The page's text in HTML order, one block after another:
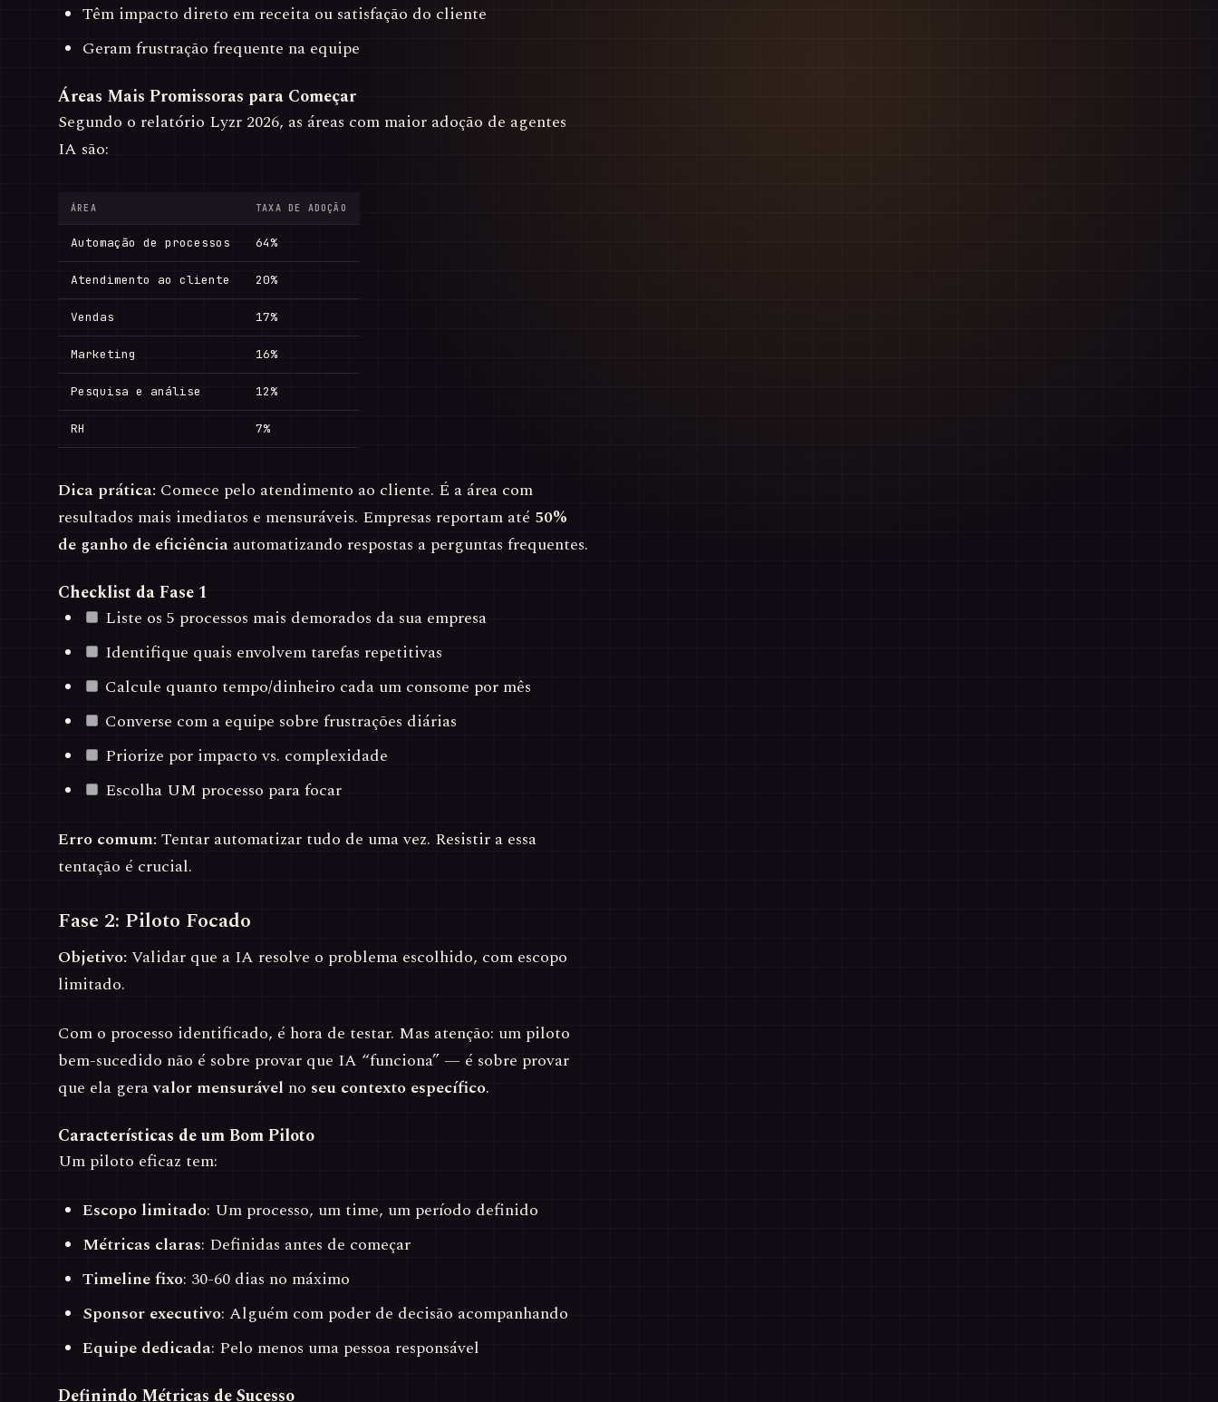
Têm impacto direto em receita ou satisfação do cliente
Geram frustração frequente na equipe
Áreas Mais Promissoras para Começar
Segundo o relatório Lyzr 2026, as áreas com maior adoção de agentes
IA são:
ÁREA TAXA DE ADOÇÃO
Automação de processos 64%
Atendimento ao cliente 20%
Vendas 17%
Marketing 16%
Pesquisa e análise 12%
RH 7%
Dica prática: Comece pelo atendimento ao cliente. É a área com
resultados mais imediatos e mensuráveis. Empresas reportam até 50%
de ganho de eficiência automatizando respostas a perguntas frequentes.
Checklist da Fase 1
Liste os 5 processos mais demorados da sua empresa
Identifique quais envolvem tarefas repetitivas
Calcule quanto tempo/dinheiro cada um consome por mês
Converse com a equipe sobre frustrações diárias
Priorize por impacto vs. complexidade
Escolha UM processo para focar
Erro comum: Tentar automatizar tudo de uma vez. Resistir a essa
tentação é crucial.
Fase 2: Piloto Focado
Objetivo: Validar que a IA resolve o problema escolhido, com escopo
limitado.
Com o processo identificado, é hora de testar. Mas atenção: um piloto
bem-sucedido não é sobre provar que IA “funciona” — é sobre provar
que ela geravalor mensurável no seu contexto específico.
Características de um Bom Piloto
Um piloto eficaz tem:
Escopo limitado: Um processo, um time, um período definido
Métricas claras: Definidas antes de começar
Timeline fixo: 30-60 dias no máximo
Sponsor executivo: Alguém com poder de decisão acompanhando
Equipe dedicada: Pelo menos uma pessoa responsável
Definindo Métricas de Sucesso